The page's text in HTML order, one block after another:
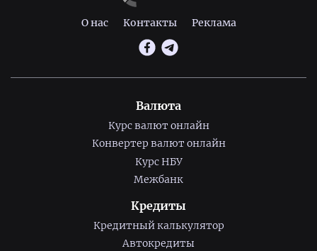
О нас Контакты Реклама
Валюта
Курс валют онлайн
Конвертер валют онлайн
Курс НБУ
Межбанк
Кредиты
Кредитный калькулятор
Автокредиты